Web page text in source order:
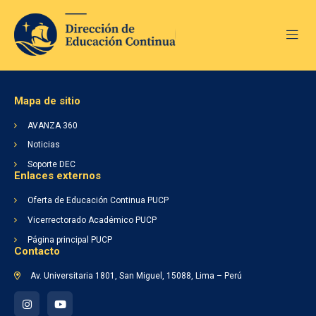
Nosotros
Soporte DEC
AVANZA 360
Noticias
Mapa de sitio
AVANZA 360
Noticias
Soporte DEC
Enlaces externos
Oferta de Educación Continua PUCP
Vicerrectorado Académico PUCP
Página principal PUCP
Contacto
Av. Universitaria 1801, San Miguel, 15088, Lima – Perú